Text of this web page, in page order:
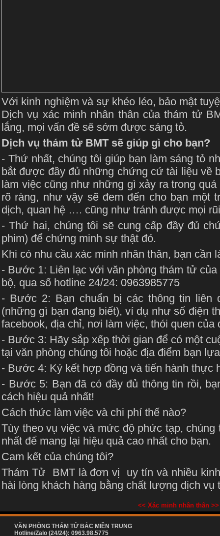
Với kinh nghiệm và sự khéo léo, bảo mật
Dịch vụ xác minh nhân thân của thám tử
lắng, mọi vấn đề sẽ sớm được sáng tỏ.
Dịch vụ thám tử BMT sẽ giúp gì cho bạn?
- Thứ nhất, chúng tôi giúp bạn làm sáng tỏ
bắt được đầy đủ những chứng cứ tài liệu về
làm việc cũng như những gì xảy ra trong
rõ ràng, như vậy sẽ đem đến cho bạn một
dịch, quan hệ …. cũng như tránh được mọi
- Thứ hai, chúng tôi sẽ cung cấp đầy đủ
phim) để chứng minh sự thật đó.
Khi có nhu cầu xác minh nhân thân, bạn cần
- Bước 1: Liên lạc với văn phòng thám tử
bộ, qua số hotline 24/24: 0963985775
- Bước 2: Bạn chuẩn bị các thông tin liên
(những gì bạn đang biết), ví dụ như số điện
facebook, địa chỉ, nơi làm việc, thói quen
- Bước 3: Hãy sắp xếp thời gian để có một
tại văn phòng chúng tôi hoặc địa điểm bạn
- Bước 4: Ký kết hợp đồng và tiến hành thực
- Bước 5: Bạn đã có đầy đủ thông tin rồi,
cách hiệu quả nhất!
Cách thức làm việc và chi phí thế nào?
Tùy theo vụ việc và mức độ phức tạp,
nhất để mang lại hiệu quả cao nhất cho bạn.
Cam kết của chúng tôi?
Thám Tử BMT là đơn vị uy tín và nhiều
hài lòng khách hàng bằng chất lượng dịch vụ
<< Xác minh nhân thân >>
VĂN PHÒNG THÁM TỬ BẮC MIỀN TRUNG
Hotline/Zalo (24/24): 0963.98.5775